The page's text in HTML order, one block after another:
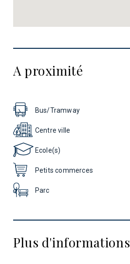
A proximité
Bus/Tramway
Centre ville
Ecole(s)
Petits commerces
Parc
Plus d'informations